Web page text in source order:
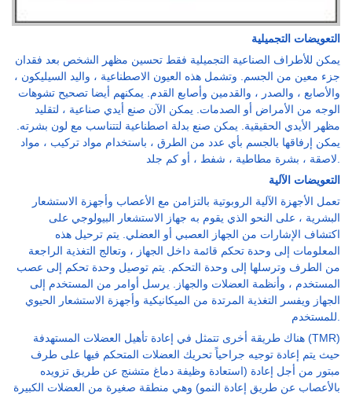
التعويضات التجميلية
يمكن للأطراف الصناعية التجميلية فقط تحسين مظهر الشخص بعد فقدان
جزء معين من الجسم. وتشمل هذه العيون الاصطناعية ، واليد السيليكون ،
والأصابع ، والصدر ، والقدمين وأصابع القدم. يمكنهم أيضا تصحيح تشوهات
الوجه من الأمراض أو الصدمات. يمكن الآن صنع أيدي صناعية ، لتقليد
مظهر الأيدي الحقيقية. يمكن صنع بدلة اصطناعية لتتناسب مع لون بشرته.
يمكن إرفاقها بالجسم بأي عدد من الطرق ، باستخدام مواد تركيب ، مواد
التعويضات الآلية
تعمل الأجهزة الآلية الروبوتية بالتزامن مع الأعصاب وأجهزة الاستشعار
البشرية ، على النحو الذي يقوم به جهاز الاستشعار البيولوجي على
اكتشاف الإشارات من الجهاز العصبي أو العضلي. يتم ترحيل هذه
المعلومات إلى وحدة تحكم قائمة داخل الجهاز ، وتعالج التغذية الراجعة
من الطرف وترسلها إلى وحدة التحكم. يتم توصيل وحدة تحكم إلى عصب
المستخدم ، وأنظمة العضلات والجهاز. يرسل أوامر من المستخدم إلى
الجهاز ويفسر التغذية المرتدة من الميكانيكية وأجهزة الاستشعار الحيوي
هناك طريقة أخرى تتمثل في إعادة تأهيل العضلات المستهدفة (TMR)
حيث يتم إعادة توجيه جراحياً تحريك العضلات المتحكم فيها على طرف
مبتور من أجل إعادة (استعادة وظيفة دماغ متشنج عن طريق تزويده
بالأعصاب عن طريق إعادة النمو) وهي منطقة صغيرة من العضلات الكبيرة